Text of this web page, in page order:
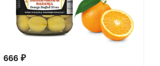
666 ₽